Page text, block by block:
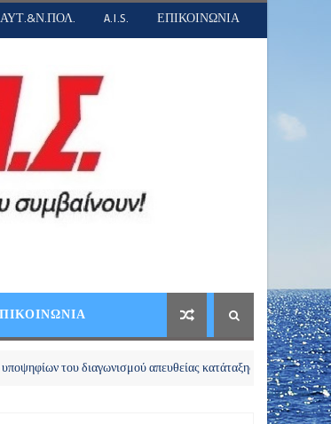
A.I.S. ΕΠΙΚΟΙΝΩΝΙΑ
διαγωνισμού απευθείας κατάταξης Αξιωματικών Λ.Σ.-